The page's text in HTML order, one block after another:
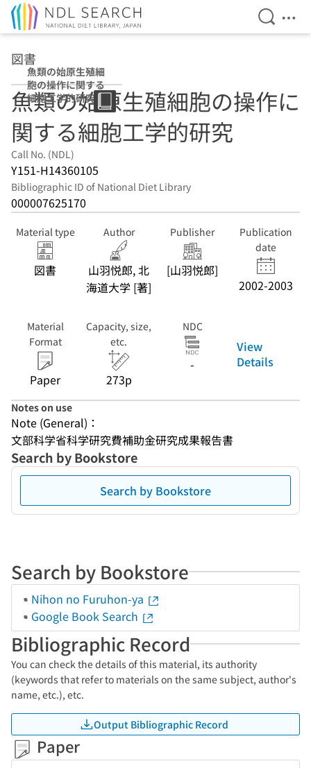
Open
図書
魚類の始原生殖細
胞の操作に関する
細胞工学的研究
魚類の始原生殖細胞の操作に
関する細胞工学的研究
Call No. (NDL)
Y151-H14360105
Bibliographic ID of National Diet Library
000007625170
Material type
図書
Author
山羽悦郎, 北
海道大学 [著]
Publisher
[山羽悦郎]
Publication
date
2002-2003
Material
Format
Paper
Capacity, size,
etc.
273p
NDC
-
View
Details
Notes on use
Note (General)：
文部科学省科学研究費補助金研究成果報告書
Search by Bookstore
Search by Bookstore
Search by Bookstore
Nihon no Furuhon-ya
Google Book Search
Bibliographic Record
You can check the details of this material, its authority
(keywords that refer to materials on the same subject, author's
name, etc.), etc.
Output Bibliographic Record
Paper